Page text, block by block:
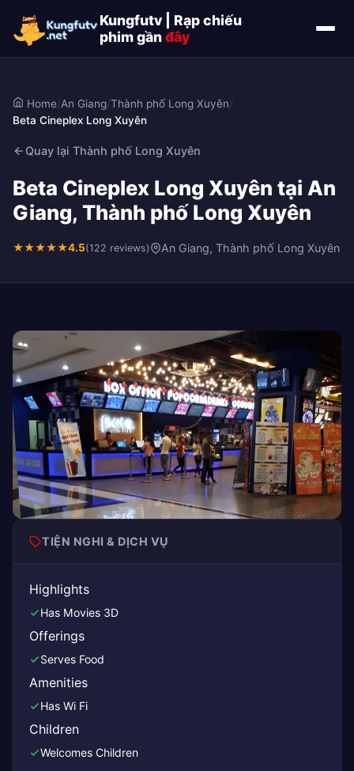
Kungfutv | Rạp chiếu
phim gầnđây
Home/An Giang/Thành phố Long Xuyên/
Beta Cineplex Long Xuyên
Quay lại Thành phố Long Xuyên
Beta Cineplex Long Xuyên tại An
Giang, Thành phố Long Xuyên
★★★★★4.5(122 reviews) An Giang, Thành phố Long Xuyên
TIỆN NGHI & DỊCH VỤ
Highlights
Has Movies 3D
Offerings
Serves Food
Amenities
Has Wi Fi
Children
Welcomes Children